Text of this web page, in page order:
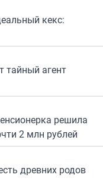
кекс:
тайный агент
решила
2 млн рублей
древних родов